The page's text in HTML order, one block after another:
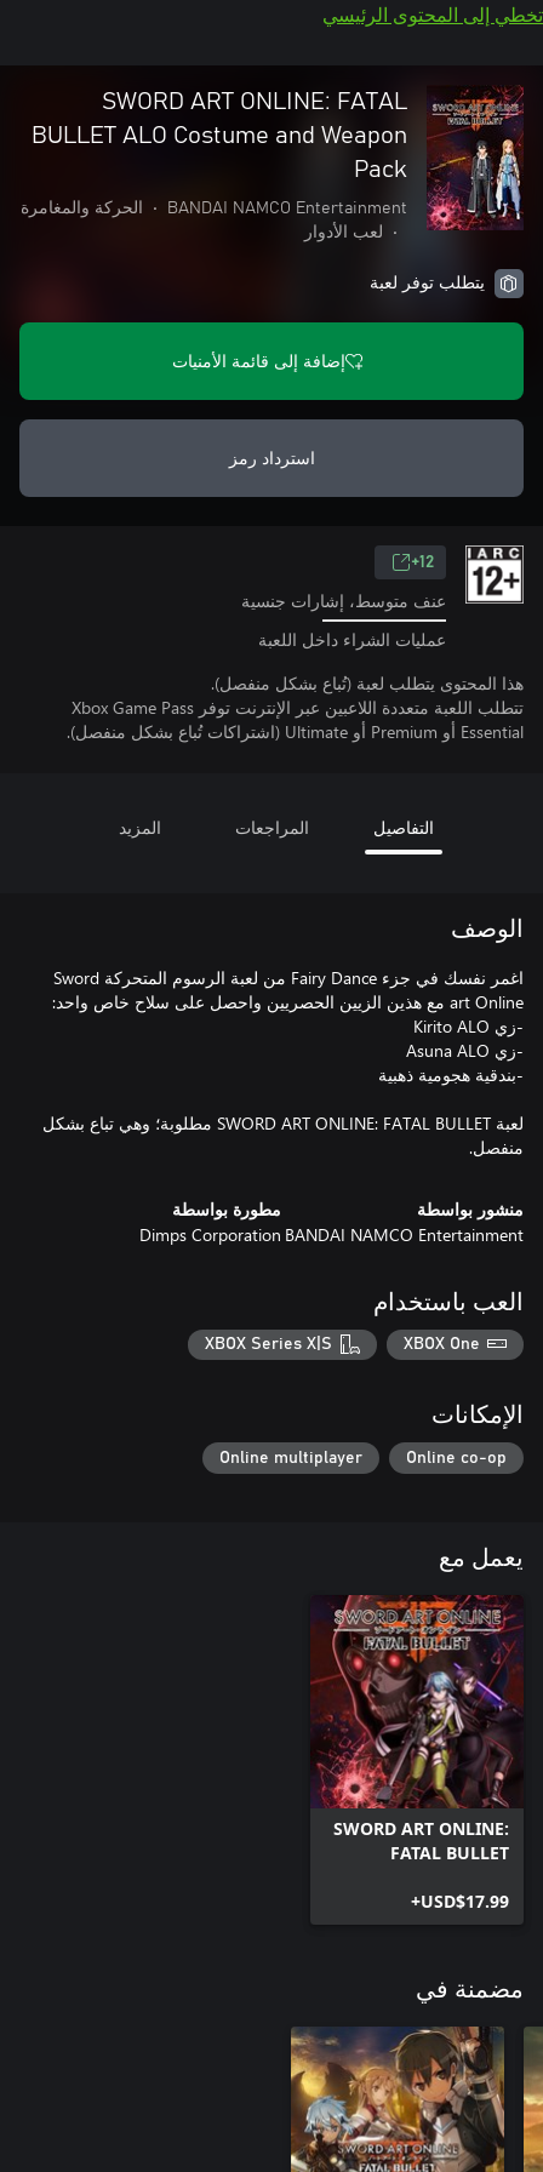
تخطي إلى المحتوى الرئيسي
SWORD ART ONLINE: FATAL
BULLET ALO Costume and Weapon
Pack
BANDAI NAMCO Entertainment
•
الحركة والمغامرة
•
لعب الأدوار
يتطلب توفر لعبة
إضافة إلى قائمة الأمنيات
استرداد رمز
12+
عنف متوسط، إشارات جنسية
عمليات الشراء داخل اللعبة
هذا المحتوى يتطلب لعبة (تُباع بشكل منفصل).
تتطلب اللعبة متعددة اللاعبين عبر الإنترنت توفر Xbox Game Pass
Essential أو Premium أو Ultimate (اشتراكات تُباع بشكل منفصل).
التفاصيل المراجعات المزيد
الوصف
اغمر نفسك في جزء Fairy Dance من لعبة الرسوم المتحركة Sword
لعبة SWORD ART ONLINE: FATAL BULLET مطلوبة؛ وهي تباع بشكل
منفصل.
منشور بواسطة
BANDAI NAMCO Entertainment
مطورة بواسطة
Dimps Corporation
العب باستخدام
XBOX One
XBOX Series X|S
الإمكانات
Online co-op
Online multiplayer
يعمل مع
SWORD ART ONLINE:
FATAL BULLET
USD$17.99+
مضمنة في